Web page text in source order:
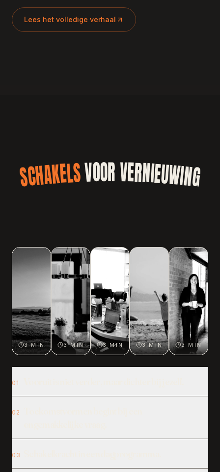
Lees het volledige verhaal
SCHAKELSVOOR VERNIEUWING
3 MIN 3 MIN 3 MIN 3 MIN 3 MIN
0 1
0 2
0 3